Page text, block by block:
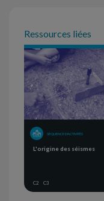
Ressources liées
SÉQUENCE D'ACTIVITÉS
L'origine des séismes
C2 C3